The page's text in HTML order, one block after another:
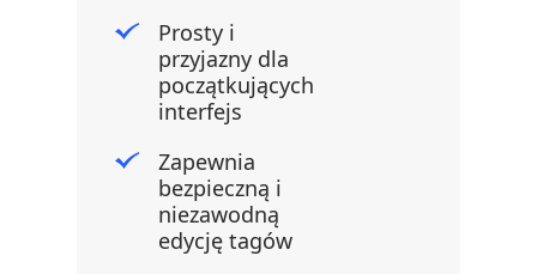
Prosty i
przyjazny dla
początkujących
interfejs
Zapewnia
bezpieczną i
niezawodną
edycję tagów